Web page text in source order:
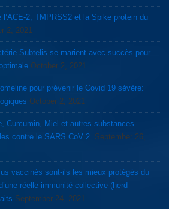
2, TMPRSS2 et la Spike protein du
2, 2021
Subtelis se marient avec succès pour
October 2, 2021
pour prévenir le Covid 19 sévère:
October 2, 2021
Curcumin, Miel et autres substances
contre le SARS CoV 2. September 26,
vaccinés sont-ils les mieux protégés du
réelle immunité collective (herd
September 24, 2021